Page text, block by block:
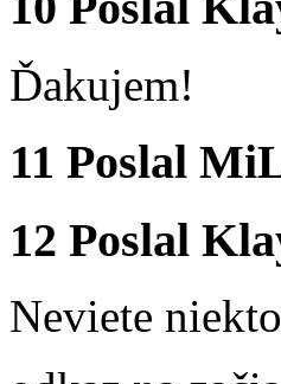
Ďakujem!
11 Poslal
12 Poslal
Neviete